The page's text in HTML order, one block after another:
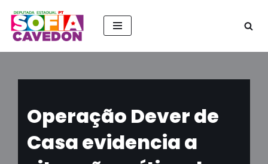
Pular
Operação Dever de
Casa evidencia a